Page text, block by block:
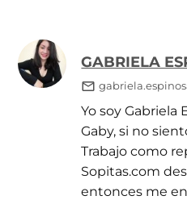
GABRIELA
Yo soy Gabriela
Gaby, si no
Trabajo como
Sopitas.com
entonces me